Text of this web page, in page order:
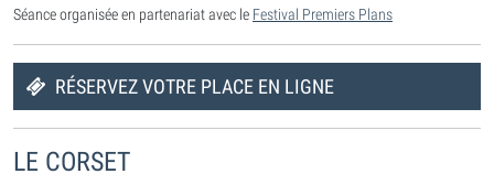
Séance organisée en partenariat avec le Festival Premiers Plans
RÉSERVEZ VOTRE PLACE EN LIGNE
LE CORSET